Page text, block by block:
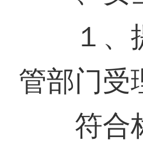
１、提
管部门受
符合标